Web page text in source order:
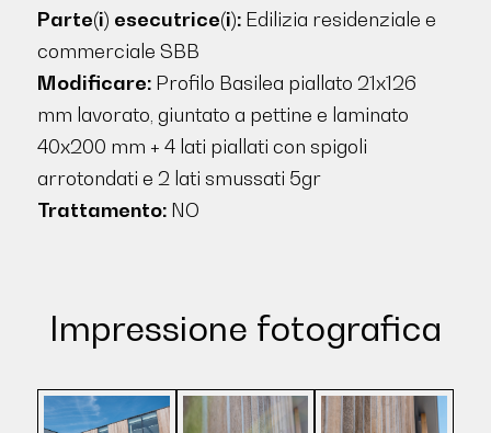
Parte(i) esecutrice(i):Edilizia residenziale e
commerciale SBB
Modificare:Profilo Basilea piallato 21x126
mm lavorato, giuntato a pettine e laminato
40x200 mm + 4 lati piallati con spigoli
arrotondati e 2 lati smussati 5gr
Trattamento:NO
Impressione fotografica